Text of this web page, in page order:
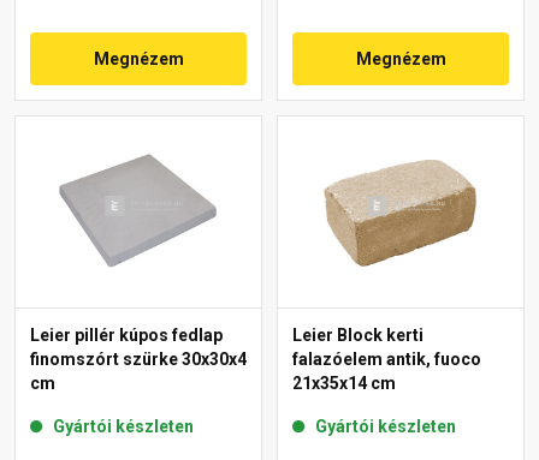
Megnézem Megnézem
Leier pillér kúpos fedlap
finomszórt szürke 30x30x4
cm
Gyártói készleten
Leier Block kerti
falazóelem antik, fuoco
21x35x14 cm
Gyártói készleten